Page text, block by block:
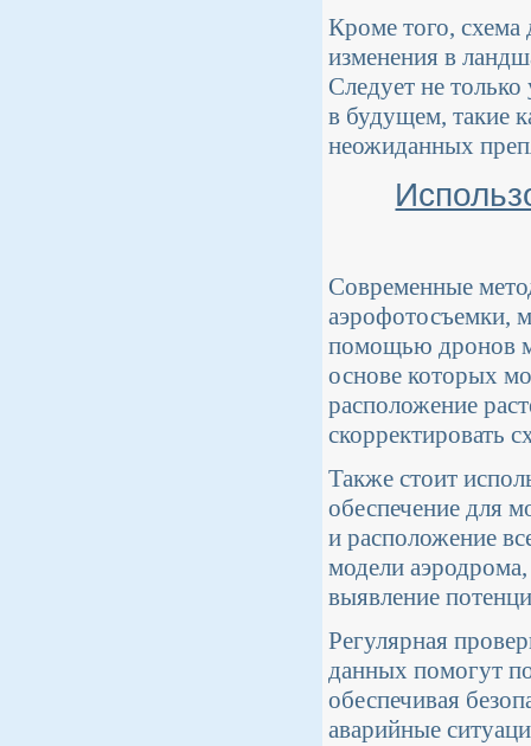
Кроме того, схема
изменения в
Следует не
в будущем, такие
неожиданных
Современные
аэрофотосъемки,
помощью дронов
основе которых
расположение
скорректировать
Также стоит
обеспечение для
и расположение
модели
выявление
Регулярная
данных помогут
обеспечивая
аварийные